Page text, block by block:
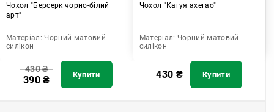
Чохол "Берсерк чорно-білий
арт"
Матеріал: Чорний матовий
силікон
430₴
390₴ Купити
Чохол "Кагуя ахегао"
Матеріал: Чорний матовий
силікон
430 ₴ Купити